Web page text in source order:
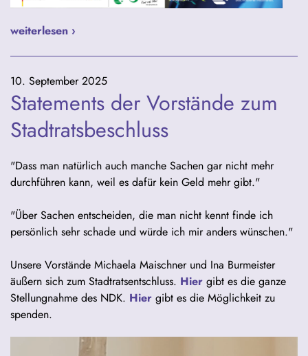
weiterlesen ›
10. September 2025
Statements der Vorstände zum
Stadtratsbeschluss
"Dass man natürlich auch manche Sachen gar nicht mehr
durchführen kann, weil es dafür kein Geld mehr gibt."
"Über Sachen entscheiden, die man nicht kennt finde ich
persönlich sehr schade und würde ich mir anders wünschen."
Unsere Vorstände Michaela Maischner und Ina Burmeister
äußern sich zum Stadtratsentschluss. Hier gibt es die ganze
Stellungnahme des NDK. Hier gibt es die Möglichkeit zu
spenden.